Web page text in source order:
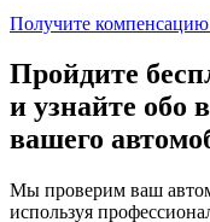
Получите компенсацию
Пройдите
и узнайте обо
вашего
Мы проверим ваш
используя